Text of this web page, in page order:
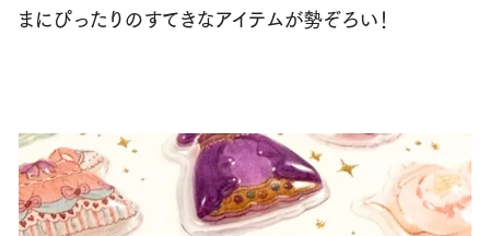
まにぴったりのすてきなアイテムが勢ぞろい！